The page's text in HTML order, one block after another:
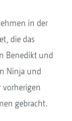
in der
die das
Benedikt und
Ninja und
vorherigen
gebracht.